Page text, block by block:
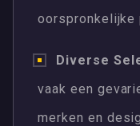
oorspronkelijke
Diverse
vaak een
merken en